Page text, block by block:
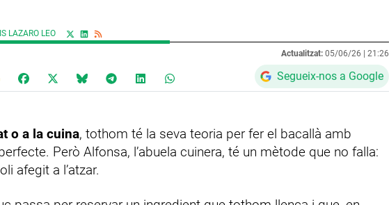
LAZARO LEO
Actualitzat: 05/06/26 | 21:26
Segueix-nos a Google
o a la cuina, tothom té la seva teoria per fer el bacallà amb
Però Alfonsa, l’abuela cuinera, té un mètode que no falla:
afegit a l’atzar.